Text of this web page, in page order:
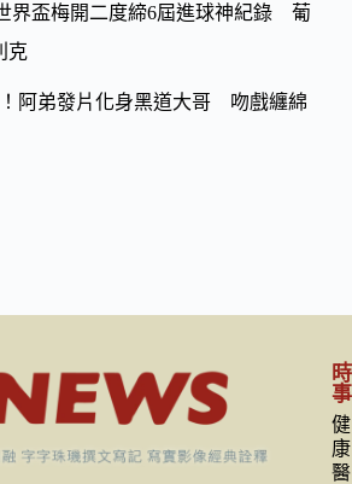
界盃梅開二度締6屆進球神紀錄 葡
克
阿弟發片化身黑道大哥 吻戲纏綿
時
事
健
康
醫